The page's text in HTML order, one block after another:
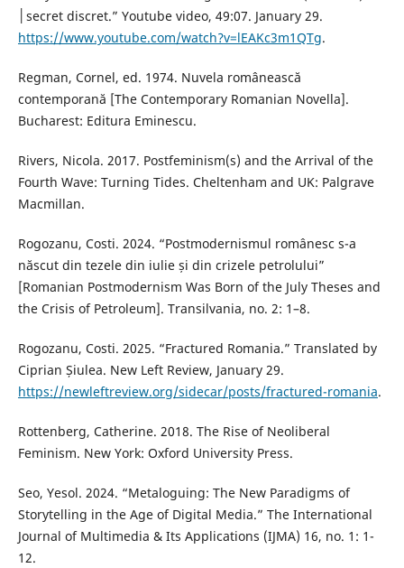
│secret discret.” Youtube video, 49:07. January 29.
https://www.youtube.com/watch?v=lEAKc3m1QTg.
Regman, Cornel, ed. 1974. Nuvela românească
contemporană [The Contemporary Romanian Novella].
Bucharest: Editura Eminescu.
Rivers, Nicola. 2017. Postfeminism(s) and the Arrival of the
Fourth Wave: Turning Tides. Cheltenham and UK: Palgrave
Macmillan.
Rogozanu, Costi. 2024. “Postmodernismul românesc s-a
născut din tezele din iulie și din crizele petrolului”
[Romanian Postmodernism Was Born of the July Theses and
the Crisis of Petroleum]. Transilvania, no. 2: 1–8.
Rogozanu, Costi. 2025. “Fractured Romania.” Translated by
Ciprian Șiulea. New Left Review, January 29.
https://newleftreview.org/sidecar/posts/fractured-romania.
Rottenberg, Catherine. 2018. The Rise of Neoliberal
Feminism. New York: Oxford University Press.
Seo, Yesol. 2024. “Metaloguing: The New Paradigms of
Storytelling in the Age of Digital Media.” The International
Journal of Multimedia & Its Applications (IJMA) 16, no. 1: 1-
12.